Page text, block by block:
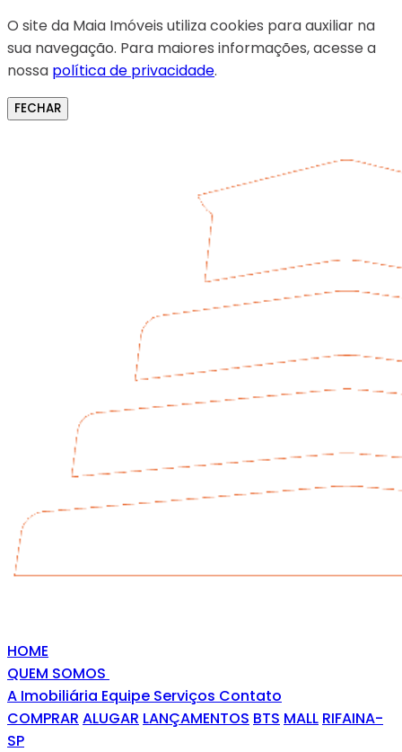
O site da Maia Imóveis utiliza cookies para auxiliar na
sua navegação. Para maiores informações, acesse a
nossa política de privacidade.
FECHAR
HOME
QUEM SOMOS
A Imobiliária Equipe Serviços Contato
COMPRAR ALUGAR LANÇAMENTOS BTS MALL RIFAINA-
SP